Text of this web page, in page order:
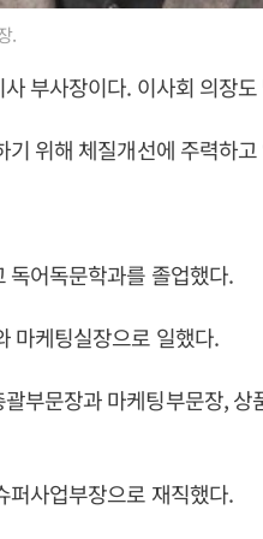
.
부사장이다. 이사회 의장
위해 체질개선에 주력하
독어독문학과를 졸업했다.
마케팅실장으로 일했다.
부문장과 마케팅부문장,
퍼사업부장으로 재직했다.